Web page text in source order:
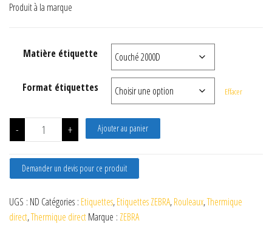
Produit à la marque
Matière étiquette
Format étiquettes Effacer
- quantité de Etiquettes Zebra 2000D - Mandrin 76 mm
+ Ajouter au panier
Demander un devis pour ce produit
UGS : ND Catégories : Etiquettes,Etiquettes ZEBRA,Rouleaux,Thermique
direct,Thermique directMarque : ZEBRA